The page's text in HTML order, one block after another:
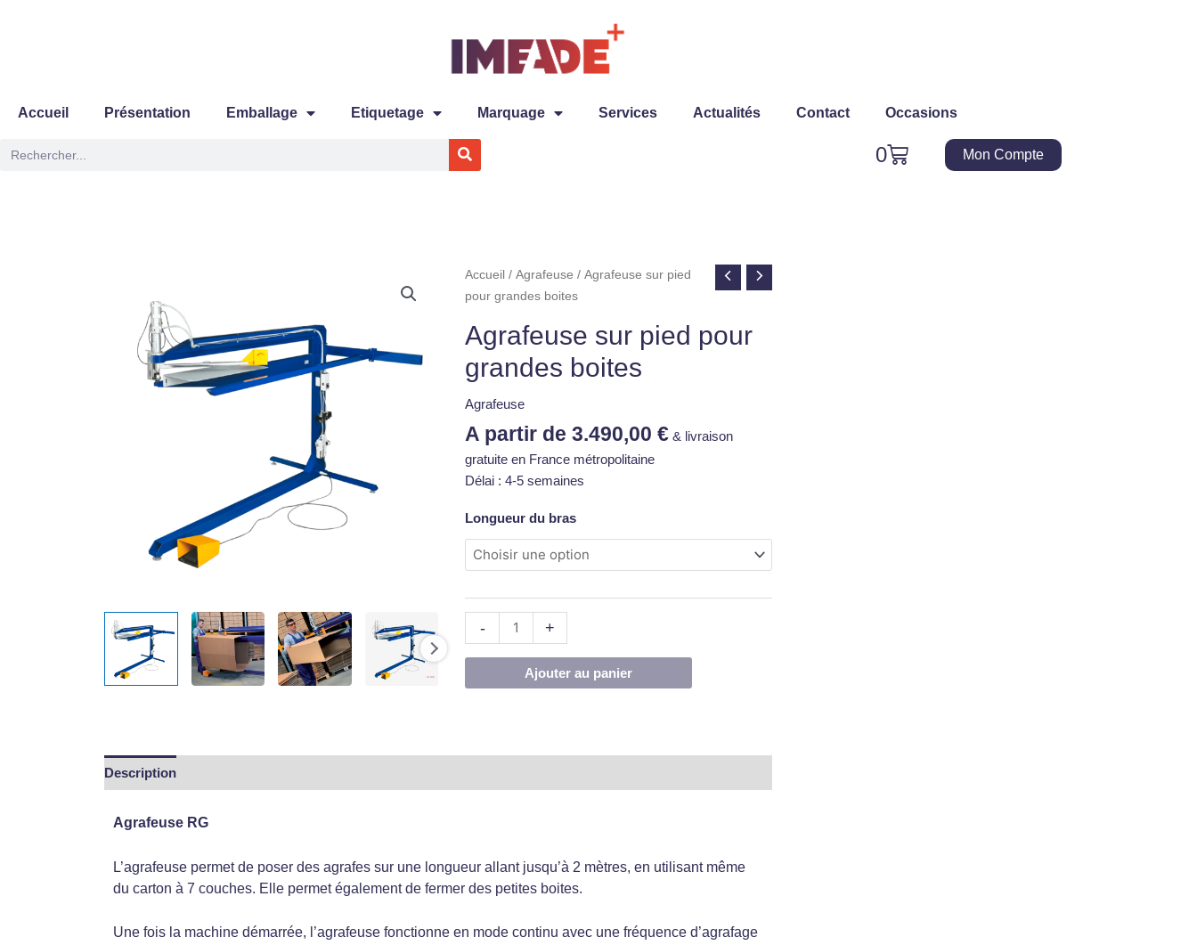
Accueil Présentation Emballage Etiquetage Marquage Services Actualités Contact Occasions
Rechercher 0
Panier Mon Compte
Accueil / Agrafeuse / Agrafeuse sur pied
pour grandes boites
Agrafeuse sur pied pour
grandes boites
Agrafeuse
A partir de 3.490,00 € & livraison
gratuite en France métropolitaine
Délai : 4-5 semaines
Longueur du bras
-
quantité
de
sur
pied
pour
grandes
boites
+
Ajouter au panier
Description
Agrafeuse RG
L’agrafeuse permet de poser des agrafes sur une longueur allant jusqu’à 2 mètres, en utilisant même
du carton à 7 couches. Elle permet également de fermer des petites boites.
Une fois la machine démarrée, l’agrafeuse fonctionne en mode continu avec une fréquence d’agrafage